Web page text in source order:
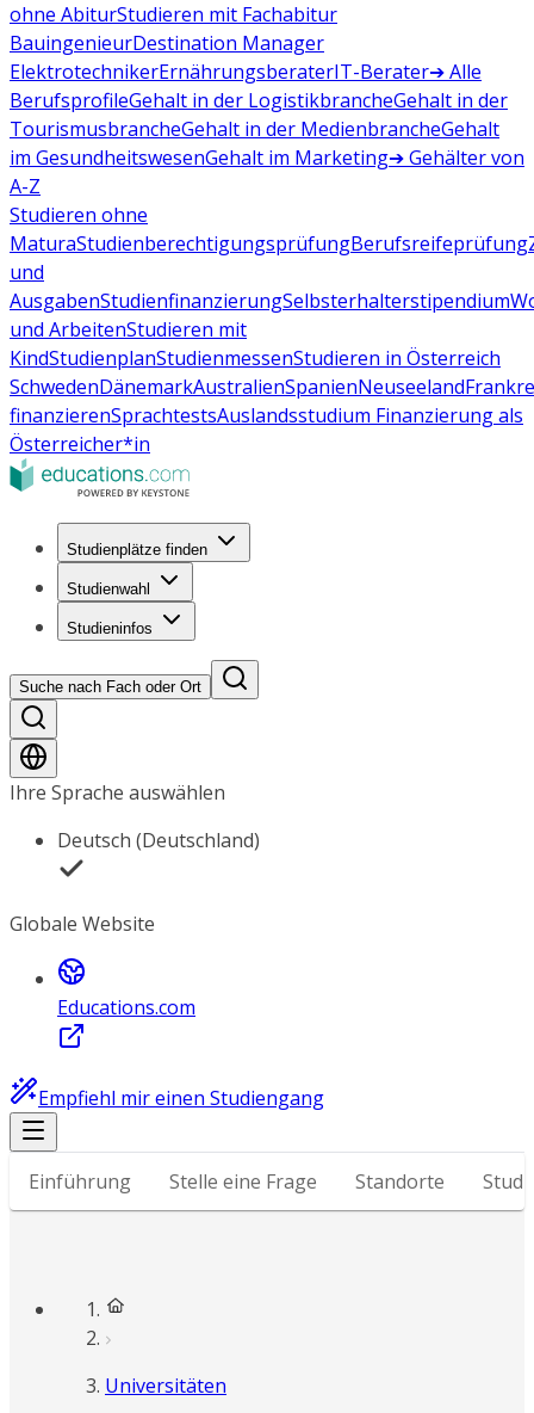
ohne AbiturStudieren mit Fachabitur
BauingenieurDestination Manager
ElektrotechnikerErnährungsberaterIT-Berater➔ Alle
BerufsprofileGehalt in der LogistikbrancheGehalt in der
TourismusbrancheGehalt in der MedienbrancheGehalt
im GesundheitswesenGehalt im Marketing➔ Gehälter von
A-Z
Studieren ohne
MaturaStudienberechtigungsprüfungBerufsreifeprüfung
und
AusgabenStudienfinanzierungSelbsterhalterstipendium
und ArbeitenStudieren mit
KindStudienplanStudienmessenStudieren in Österreich
SchwedenDänemarkAustralienSpanienNeuseeland
finanzierenSprachtestsAuslandsstudium Finanzierung als
Österreicher*in
Studienplätze finden
Studienwahl
Studieninfos
Suche nach Fach oder Ort
Ihre Sprache auswählen
Deutsch (Deutschland)
Globale Website
Educations.com
Empfiehl mir einen Studiengang
Einführung Stelle eine Frage Standorte
Universitäten